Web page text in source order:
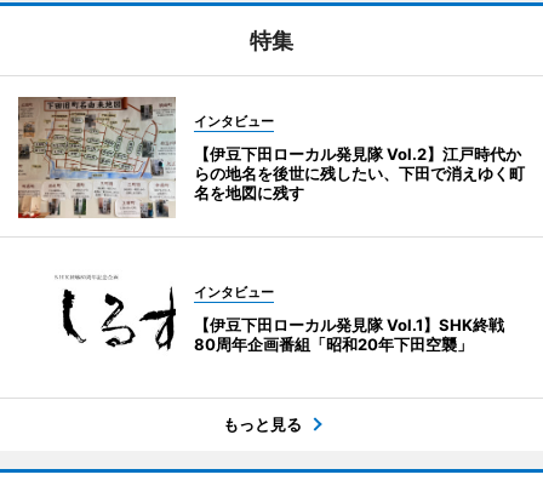
特集
インタビュー
【伊豆下田ローカル発見隊 Vol.2】江戸時代か
らの地名を後世に残したい、下田で消えゆく町
名を地図に残す
インタビュー
【伊豆下田ローカル発見隊 Vol.1】SHK終戦
80周年企画番組「昭和20年下田空襲」
もっと見る